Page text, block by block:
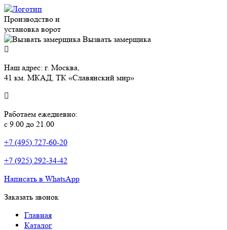
Производство и
установка ворот
Вызвать замерщика
Наш адрес: г. Москва,
41 км. МКАД, ТК «Славянский мир»
Работаем ежедневно:
с 9.00 до 21.00
+7 (495) 727-60-20
+7 (925) 292-34-42
Написать в WhatsApp
Заказать звонок
Главная
Каталог